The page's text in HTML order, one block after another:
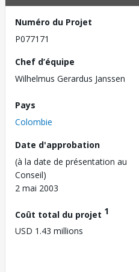
Numéro du Projet
P077171
Chef d’équipe
Wilhelmus Gerardus Janssen
Pays
Colombie
Date d'approbation
(à la date de présentation au
Conseil)
2 mai 2003
Coût total du projet 1
USD 1.43 millions